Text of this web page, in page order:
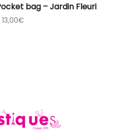
bag – Jardin Fleuri
13,00€